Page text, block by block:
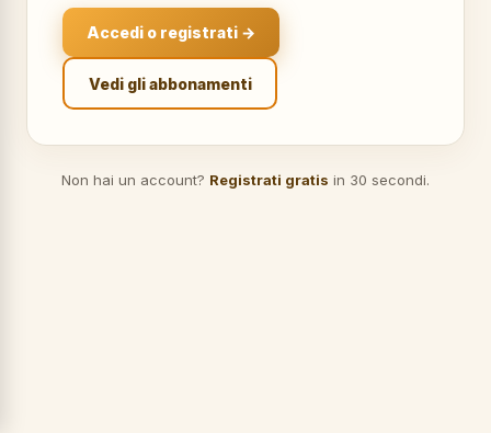
Accedi o registrati →
Vedi gli abbonamenti
Non hai un account? Registrati gratis in 30 secondi.